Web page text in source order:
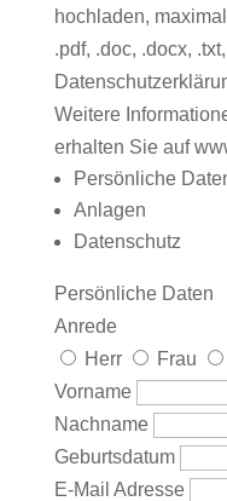
hochladen,
.pdf, .doc, .docx,
Weitere
erhalten Sie auf
Persönliche
Anlagen
Datenschutz
Persönliche Daten
Anrede
Herr
Frau
Vorname
Nachname
Geburtsdatum
E-Mail Adresse